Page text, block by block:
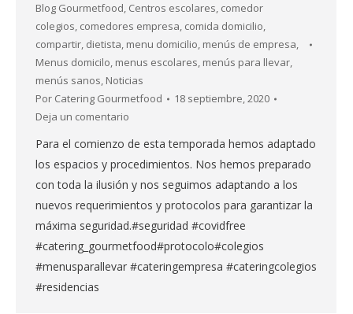
Blog Gourmetfood, Centros escolares, comedor
colegios, comedores empresa, comida domicilio,
compartir, dietista, menu domicilio, menús de empresa,
Menus domicilo, menus escolares, menús para llevar,
menús sanos, Noticias
Por Catering Gourmetfood
18 septiembre, 2020
Deja un comentario
Para el comienzo de esta temporada hemos adaptado
los espacios y procedimientos. Nos hemos preparado
con toda la ilusión y nos seguimos adaptando a los
nuevos requerimientos y protocolos para garantizar la
máxima seguridad.#seguridad #covidfree
#catering_gourmetfood#protocolo#colegios
#menusparallevar #cateringempresa #cateringcolegios
#residencias